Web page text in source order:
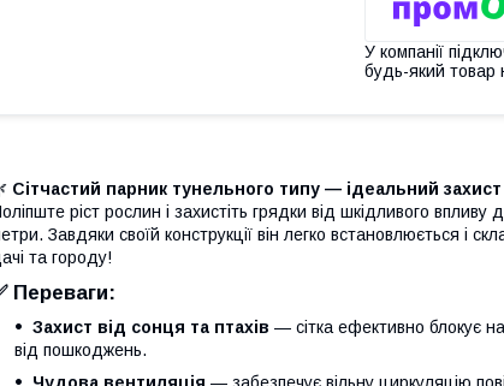
У компанії
будь-який товар
Сітчастий парник тунельного типу — ідеальний
ріст рослин і захистіть грядки від шкідливого
Завдяки своїй конструкції він легко встановлюється і
та городу!
Переваги:
Захист від сонця та птахів — сітка ефективно блокує
від пошкоджень.
Чудова вентиляція — забезпечує вільну циркуляцію